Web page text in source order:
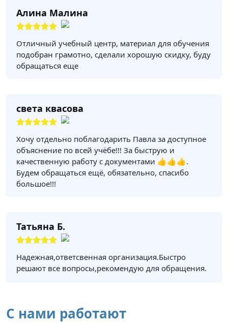
Алина Малина
Отличный учебный центр, материал для обучения
подобран грамотно, сделали хорошую скидку, буду
обращаться еще
света квасова
Хочу отдельно поблагодарить Павла за доступное
объяснение по всей учёбе!!! За быструю и
качественную работу с документами 👍👍👍.
Будем обращаться ещё, обязательно, спасибо
большое!!!
Татьяна Б.
Надежная,ответсвенная организация.Быстро
решают все вопросы,рекомендую для обращения.
С нами работают